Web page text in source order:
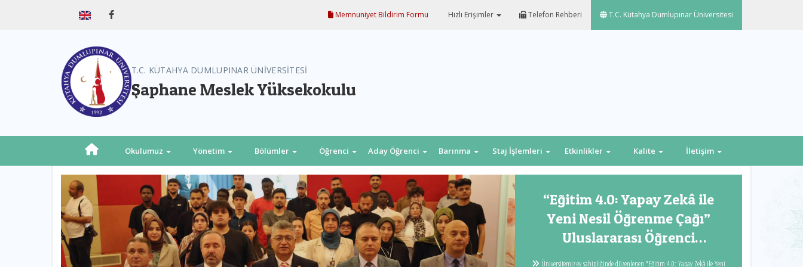
Memnuniyet Bildirim Formu Hızlı Erişimler Telefon Rehberi T.C. Kütahya Dumlupınar Üniversitesi
T.C. KÜTAHYA DUMLUPINAR ÜNİVERSİTESİ
Şaphane Meslek Yüksekokulu
Okulumuz Yönetim Bölümler Öğrenci Aday Öğrenci Barınma Staj İşlemleri Etkinlikler Kalite İletişim
“Eğitim 4.0: Yapay Zekâ ile
Yeni Nesil Öğrenme Çağı”
Uluslararası Öğrenci
Sempozyumuna
Üniversitemiz ev sahipliğinde düzenlenen "Eğitim 4.0: Yapay Zekâ ile Yeni
Previous Next